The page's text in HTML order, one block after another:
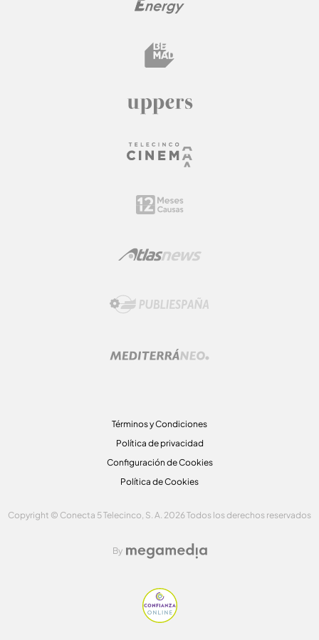
Términos y Condiciones
Política de privacidad
Configuración de Cookies
Política de Cookies
Copyright © Conecta 5 Telecinco, S. A. 2026 Todos los derechos reservados
By